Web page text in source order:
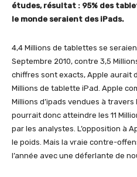
études, résultat : 95% des
le monde seraient des iPads.
4,4 Millions de tablettes se
Septembre 2010, contre 3,5
chiffres sont exacts, Apple aurait
Millions de tablette iPad. Apple
Millions d’ipads vendues à
pourrait donc atteindre les 11
par les analystes. L’opposition à
le poids. Mais la vraie contre-
l’année avec une déferlante de